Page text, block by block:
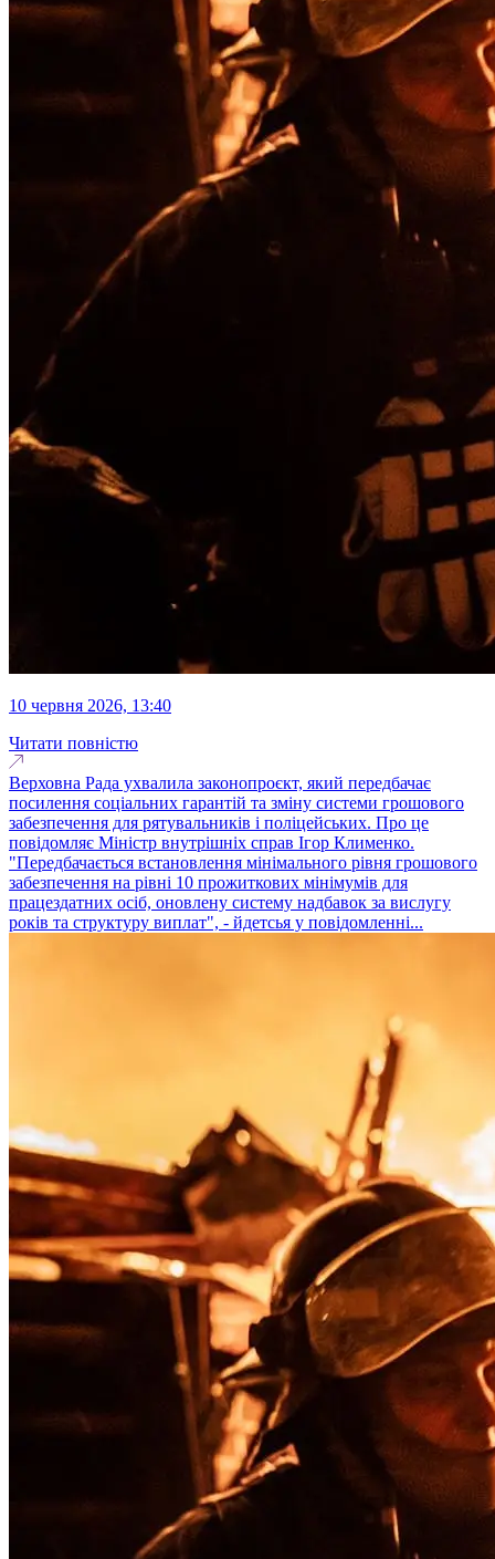
10 червня 2026, 13:40
Читати повністю
Верховна Рада ухвалила законопроєкт, який передбачає
посилення соціальних гарантій та зміну системи грошового
забезпечення для рятувальників і поліцейських. Про це
повідомляє Міністр внутрішніх справ Ігор Клименко.
"Передбачається встановлення мінімального рівня грошового
забезпечення на рівні 10 прожиткових мінімумів для
працездатних осіб, оновлену систему надбавок за вислугу
років та структуру виплат", - йдетсья у повідомленні...